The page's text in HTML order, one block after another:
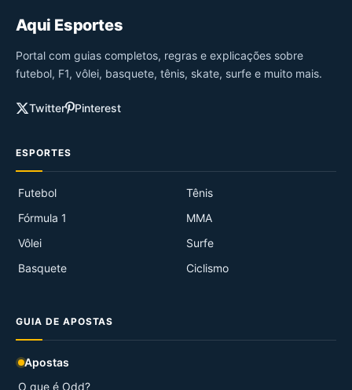
Aqui Esportes
Portal com guias completos, regras e explicações sobre
futebol, F1, vôlei, basquete, tênis, skate, surfe e muito mais.
Twitter Pinterest
ESPORTES
Futebol
Fórmula 1
Vôlei
Basquete
Tênis
MMA
Surfe
Ciclismo
GUIA DE APOSTAS
Apostas
O que é Odd?